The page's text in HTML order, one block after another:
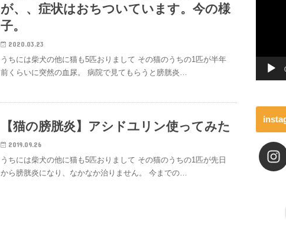
が、、症状はおちついています。今の様
子。
2020.03.23
うちには柴犬の他に猫も5匹おりまして その猫のうちの1匹が半年
前くらいに突然の血尿。 病院で見てもらうと膀胱炎…
【猫の膀胱炎】アシドユリン使ってみた
2019.09.26
うちには柴犬の他に猫も5匹おりまして その猫のうちの1匹が先日
から膀胱炎になり、なかなか治りません。 今までの…